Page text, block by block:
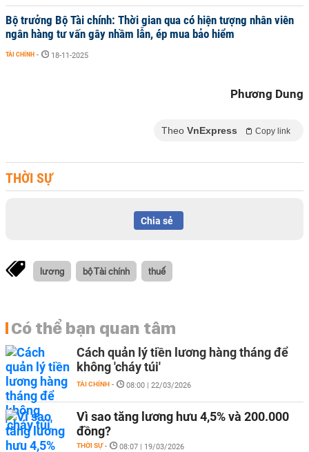
Bộ trưởng Bộ Tài chính: Thời gian qua có hiện tượng nhân viên
ngân hàng tư vấn gây nhầm lẫn, ép mua bảo hiểm
TÀI CHÍNH - 18-11-2025
Phương Dung
Theo VnExpress Copy link
THỜI SỰ
Chia sẻ
lương bộ Tài chính thuế
Có thể bạn quan tâm
Cách quản lý tiền lương hàng tháng để
không 'cháy túi'
TÀI CHÍNH - 08:00 | 22/03/2026
Vì sao tăng lương hưu 4,5% và 200.000
đồng?
THỜI SỰ - 08:07 | 19/03/2026